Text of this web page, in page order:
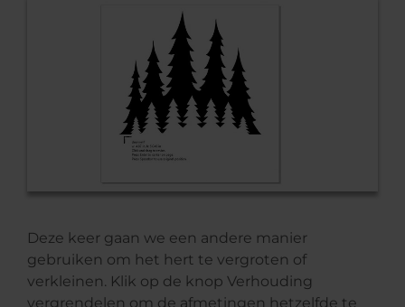
Deze keer gaan we een andere manier
gebruiken om het hert te vergroten of
verkleinen. Klik op de knop Verhouding
vergrendelen om de afmetingen hetzelfde te